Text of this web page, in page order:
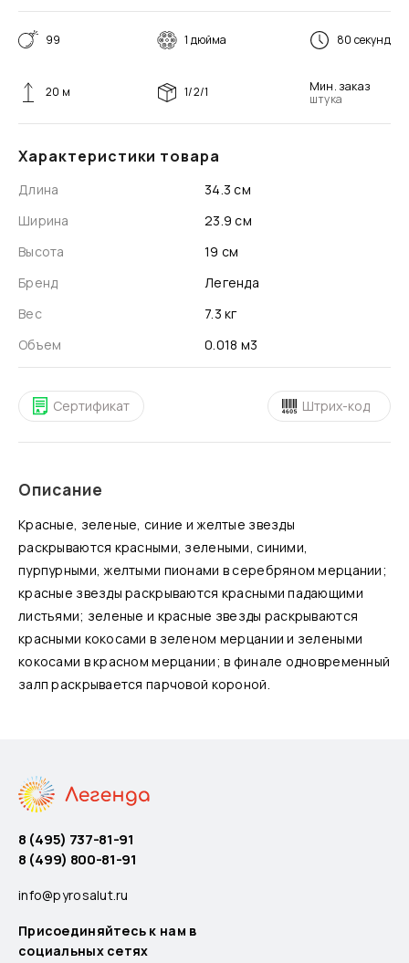
Характеристики товара
Длина
34.3 см
Ширина
23.9 см
Высота
19 см
Бренд
Легенда
Вес
7.3 кг
Объем
0.018 м3
99 1 дюйма 80 секунд
20 м 1/2/1
Мин. заказ
штука
Сертификат Штрих-код
Описание
Красные, зеленые, синие и желтые звезды
раскрываются красными, зелеными, синими,
пурпурными, желтыми пионами в серебряном мерцании;
красные звезды раскрываются красными падающими
листьями; зеленые и красные звезды раскрываются
красными кокосами в зеленом мерцании и зелеными
кокосами в красном мерцании; в финале одновременный
залп раскрывается парчовой короной.
8 (495) 737-81-91
8 (499) 800-81-91
info@pyrosalut.ru
Присоединяйтесь к нам в
социальных сетях